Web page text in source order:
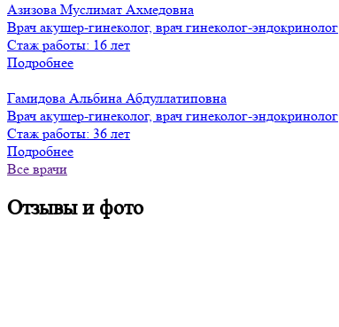
Азизова Муслимат Ахмедовна
Врач акушер-гинеколог, врач гинеколог-эндокринолог
Стаж работы: 16 лет
Подробнее
Гамидова Альбина Абдуллатиповна
Врач акушер-гинеколог, врач гинеколог-эндокринолог
Стаж работы: 36 лет
Подробнее
Все врачи
Отзывы и фото